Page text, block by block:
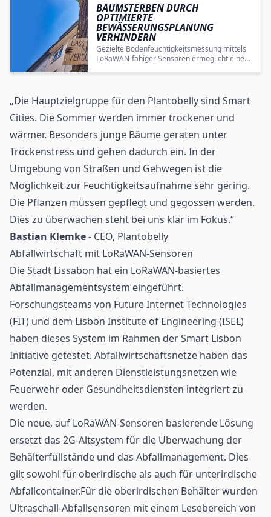
BAUMSTERBEN DURCH
OPTIMIERTE
BEWÄSSERUNGSPLANUNG
VERHINDERN
Gezielte Bodenfeuchtigkeitsmessung mittels
LoRaWAN-fähiger Sensoren ermöglicht eine
„Die Hauptzielgruppe für den Plantobelly sind Smart
Cities. Die Sommer werden immer trockener und
wärmer. Besonders junge Bäume geraten unter
Trockenstress und gehen dadurch ein. In der
Umgebung von Straßen und Gehwegen ist die
Möglichkeit zur Feuchtigkeitsaufnahme sehr gering.
Die Pflanzen müssen gepflegt und gegossen werden.
Dies zu überwachen steht bei uns klar im Fokus.“
Bastian Klemke - CEO, Plantobelly
Abfallwirtschaft mit LoRaWAN-Sensoren
Die Stadt Lissabon hat ein LoRaWAN-basiertes
Abfallmanagementsystem eingeführt.
Forschungsteams von Future Internet Technologies
(FIT) und dem Lisbon Institute of Engineering (ISEL)
haben dieses System im Rahmen der Smart Lisbon
Initiative getestet. Abfallwirtschaftsnetze haben das
Potenzial, mit anderen Dienstleistungsnetzen wie
Feuerwehr oder Gesundheitsdiensten integriert zu
werden.
Die neue, auf LoRaWAN-Sensoren basierende Lösung
ersetzt das 2G-Altsystem für die Überwachung der
Behälterfüllstände und das Abfallmanagement. Dies
gilt sowohl für oberirdische als auch für unterirdische
Abfallcontainer.Für die oberirdischen Behälter wurden
Ultraschall-Abfallsensoren mit einem Lesebereich von